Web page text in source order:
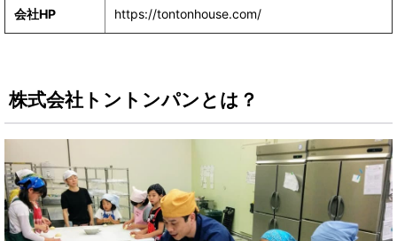
会社HP https://tontonhouse.com/
株式会社トントンパンとは？